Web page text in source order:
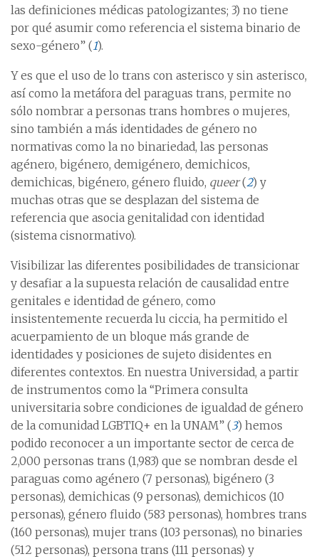
las definiciones médicas patologizantes; 3) no tiene
por qué asumir como referencia el sistema binario de
sexo-género” (1).
Y es que el uso de lo trans con asterisco y sin asterisco,
así como la metáfora del paraguas trans, permite no
sólo nombrar a personas trans hombres o mujeres,
sino también a más identidades de género no
normativas como la no binariedad, las personas
agénero, bigénero, demigénero, demichicos,
demichicas, bigénero, género fluido, queer(2) y
muchas otras que se desplazan del sistema de
referencia que asocia genitalidad con identidad
(sistema cisnormativo).
Visibilizar las diferentes posibilidades de transicionar
y desafiar a la supuesta relación de causalidad entre
genitales e identidad de género, como
insistentemente recuerda lu ciccia, ha permitido el
acuerpamiento de un bloque más grande de
identidades y posiciones de sujeto disidentes en
diferentes contextos. En nuestra Universidad, a partir
de instrumentos como la “Primera consulta
universitaria sobre condiciones de igualdad de género
de la comunidad LGBTIQ+ en la UNAM” (3) hemos
podido reconocer a un importante sector de cerca de
2,000 personas trans (1,983) que se nombran desde el
paraguas como agénero (7 personas), bigénero (3
personas), demichicas (9 personas), demichicos (10
personas), género fluido (583 personas), hombres trans
(160 personas), mujer trans (103 personas), no binaries
(512 personas), persona trans (111 personas) y